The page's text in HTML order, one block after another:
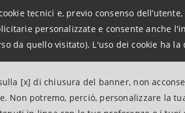
tecnici e, previo consenso
personalizzate e consente anche
da quello visitato). L'uso dei cookie ha la
[x] di chiusura del banner, non
Non potremo, perciò, personalizzare la
di rilievo nazionale, rivolto a tutte le
dell’imprenditoria italiana.
di forza del programma Imprese
di creare un ecosistema di attori
Insieme ai partner storici – Bain &